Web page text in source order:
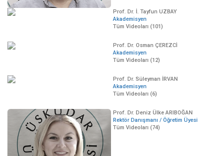
Prof. Dr. İ. Tayfun UZBAY
Akademisyen
Tüm Videoları (101)
Prof. Dr. Osman ÇEREZCİ
Akademisyen
Tüm Videoları (12)
Prof. Dr. Süleyman İRVAN
Akademisyen
Tüm Videoları (6)
Prof. Dr. Deniz Ülke ARIBOĞAN
Rektör Danışmanı / Öğretim Üyesi
Tüm Videoları (74)